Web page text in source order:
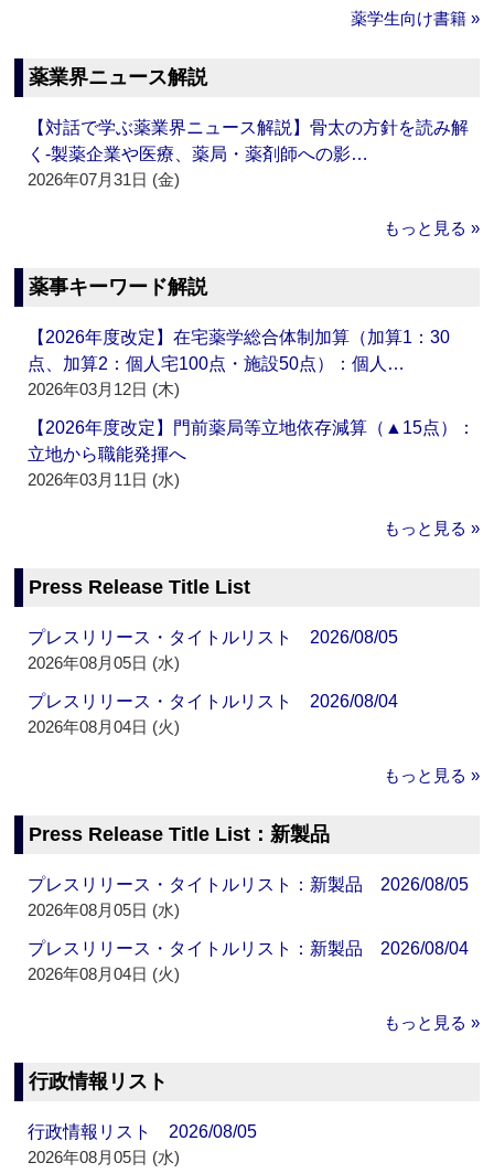
薬学生向け書籍 »
薬業界ニュース解説
【対話で学ぶ薬業界ニュース解説】骨太の方針を読み解
く‐製薬企業や医療、薬局・薬剤師への影…
2026年07月31日 (金)
もっと見る »
薬事キーワード解説
【2026年度改定】在宅薬学総合体制加算（加算1：30
点、加算2：個人宅100点・施設50点）：個人…
2026年03月12日 (木)
【2026年度改定】門前薬局等立地依存減算（▲15点）：
立地から職能発揮へ
2026年03月11日 (水)
もっと見る »
Press Release Title List
プレスリリース・タイトルリスト 2026/08/05
2026年08月05日 (水)
プレスリリース・タイトルリスト 2026/08/04
2026年08月04日 (火)
もっと見る »
Press Release Title List：新製品
プレスリリース・タイトルリスト：新製品 2026/08/05
2026年08月05日 (水)
プレスリリース・タイトルリスト：新製品 2026/08/04
2026年08月04日 (火)
もっと見る »
行政情報リスト
行政情報リスト 2026/08/05
2026年08月05日 (水)